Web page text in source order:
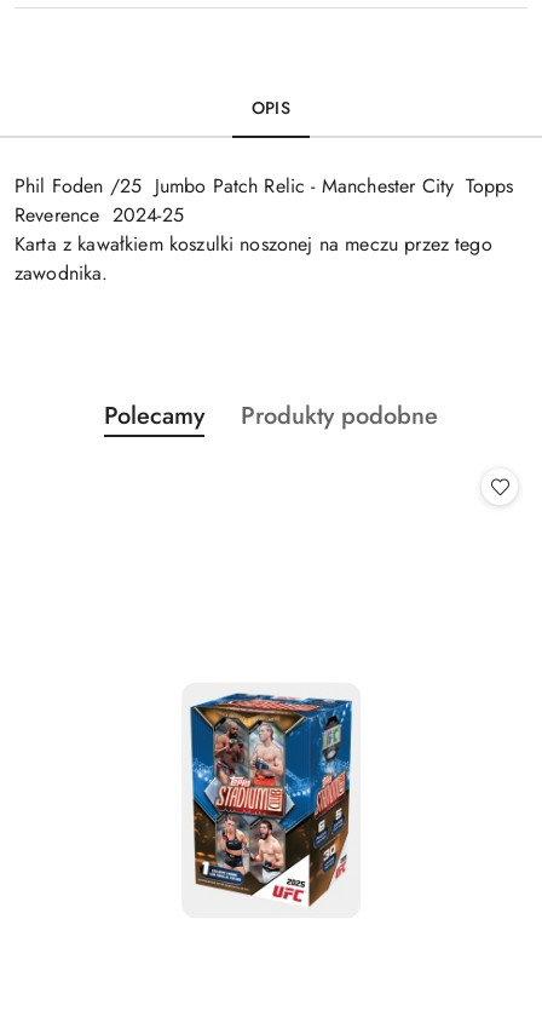
OPIS
Phil Foden /25 Jumbo Patch Relic - Manchester City Topps
Reverence 2024-25
Karta z kawałkiem koszulki noszonej na meczu przez tego
zawodnika.
Pomiń karuzelę produktów
Produkty
o
Polecamy
Produkty
Produkty podobne